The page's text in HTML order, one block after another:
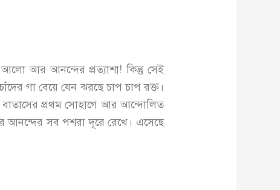
আলো আর আনন্দের প্রত্যাশা! কিন্তু সেই
গা বেয়ে যেন ঝরছে চাপ চাপ রক্ত।
বাতাসের প্রথম সোহাগে আর আন্দোলিত
আনন্দের সব পশরা দূরে রেখে। এসেছে